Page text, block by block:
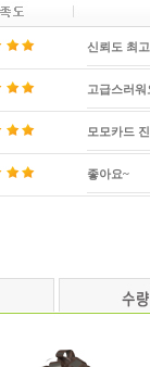
신뢰도 최
고급스러워
모모카드
좋아요~